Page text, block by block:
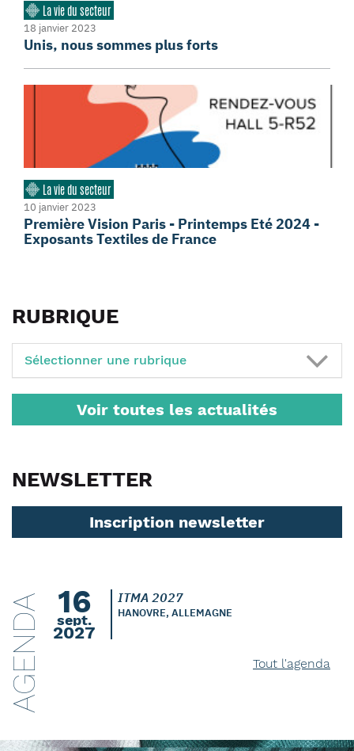
La vie du secteur
18 janvier 2023
Unis, nous sommes plus forts
La vie du secteur
10 janvier 2023
Première Vision Paris - Printemps Eté 2024 -
Exposants Textiles de France
RUBRIQUE
Sélectionner une rubrique
Voir toutes les actualités
NEWSLETTER
Inscription newsletter
AGENDA 16
sept.
2027
ITMA 2027
HANOVRE, ALLEMAGNE
Tout l'agenda